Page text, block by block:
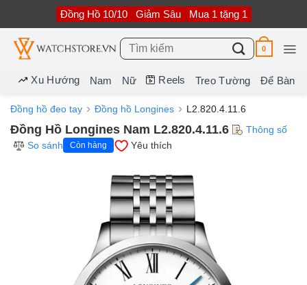
nội
dung
Đồng Hồ 10/10 Giảm Sâu Mua 1 tặng 1
Tìm
kiếm:
0
Xu Hướng Nam Nữ Reels Treo Tường Để Bàn
Đồng hồ đeo tay Đồng hồ Longines L2.820.4.11.6
Đồng Hồ Longines Nam L2.820.4.11.6
Thông số
So sánh
Còn hàng Yêu thích